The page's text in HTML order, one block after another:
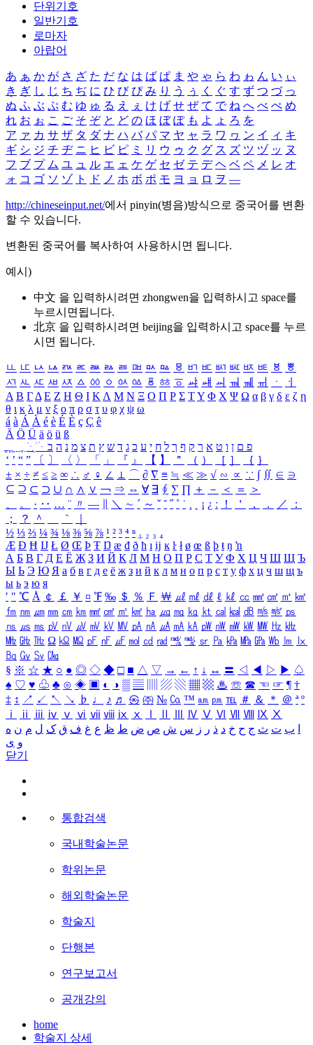
단위기호
일반기호
로마자
아랍어
あ ぁ か が さ ざ た だ な は ば ぱ ま や ゃ ら わ ゎ ん い ぃ
き ぎ し じ ち ぢ に ひ び ぴ み り う ぅ く ぐ す ず つ づ っ
ぬ ふ ぶ ぷ む ゆ ゅ る え ぇ け げ せ ぜ て で ね へ べ ぺ め
れ お ぉ こ ご そ ぞ と ど の ほ ぼ ぽ も よ ょ ろ を
ア ァ カ サ ザ タ ダ ナ ハ バ パ マ ヤ ャ ラ ワ ヮ ン イ ィ キ
ギ シ ジ チ ヂ ニ ヒ ビ ピ ミ リ ウ ゥ ク グ ス ズ ツ ヅ ッ ヌ
フ ブ プ ム ユ ュ ル エ ェ ケ ゲ セ ゼ テ デ ヘ ベ ペ メ レ オ
ォ コ ゴ ソ ゾ ト ド ノ ホ ボ ポ モ ヨ ョ ロ ヲ ―
http://chineseinput.net/에서 pinyin(병음)방식으로 중국어를 변환
할 수 있습니다.
변환된 중국어를 복사하여 사용하시면 됩니다.
예시)
中文 을 입력하시려면 zhongwen을 입력하시고 space를
누르시면됩니다.
北京 을 입력하시려면 beijing을 입력하시고 space를 누르
시면 됩니다.
ㅥ ㅦ ㅧ ㅨ ㅩ ㅪ ㅫ ㅬ ㅭ ㅮ ㅯ ㅰ ㅱ ㅲ ㅳ ㅴ ㅵ ㅶ ㅷ ㅸ
ㅹ
ㅺ ㅻ ㅼ ㅽ ㅾ ㅿ ㆀ ㆁ ㆂ ㆃ ㆄ ㆅ ㆆ ㆇ ㆈ ㆉ ㆊ ㆋ ㆌ ㆍ
ㆎ
Α Β ΓΔ Ε Ζ Η Θ Ι ΚΛ Μ Ν Ξ Ο Π Ρ Σ ΤΥ Φ Χ Ψ Ω α β γ δ ε ζ η
θ ι κ λ μ ν ξ ο π ρ σ τ υ φ χ ψ ω
á à Á À é è É È ç Ç ê
Ä Ö Ü ä ö ü ß
ִֶֹ ֻּ ׁׂ פ ם ן ו ט א ר ק ף ך ל ח י ע כ ג ד ש ץ ת צ מ נ ה ב
‘ ’ “ ” 〔 〕 〈 〉 「 」 『 』 【 】 ＂ （ ） ［ ］ ｛ ｝
± × ÷ ≠ ≤ ≥ ∞ ∴ ♂ ♀ ∠ ⊥ ⌒ ∂ ∇ ≡ ≒ ≪ ≫ √ ∽ ∝ ∵ ∫ ∬ ∈ ∋
⊆ ⊇ ⊂ ⊃ ∪ ∩ ∧ ∨ ￢ ⇒ ⇔ ∀ ∃ ∮ ∑ ∏ ＋ － ＜ ＝
＞
、
。 · ‥ … ¨ 〃 ― ＼ ∼ ´ ～ ˇ ˘ ˝ ˚ ˙ ¸ ¡ ¿ ː ！ ＇ ， ． ／
：
；
？ ＾ ｀
½ ⅓ ⅔ ¼ ¾ ⅛ ⅜ ⅝ ⅞ ¹ ² ³ ⁴ ⁿ ₁ ₂ ₃ ₄
Æ Ð Ħ Ĳ Ł Ø Œ Þ Ŧ Ŋ æ đ ð ħ ı ĳ ĸ ŀ ł ø œ ß þ ŧ ŋ ŉ
А Б В Г Д Е Ё Ж З И Й К Л М Н О П Р С Т У Ф Х Ц Ч Ш Щ Ъ
Ы Ь Э Ю Я а б в г д е ё ж з и й к л м н о п р с т у ф х ц ч ш щ ъ
ы ь э ю я
′ ″ ℃ Å ￠ ￡ ￥ ¤ ℉ ‰ ＄ ％ Ｆ ￦ ㎕ ㎖ ㎗ ℓ ㎘ ㏄ ㎣ ㎤ ㎥ ㎦
㎙ ㎚ ㎛ ㎜ ㎝ ㎞ ㎟ ㎠ ㎡ ㎢ ㏊ ㎍ ㎎ ㎏ ㏏ ㎈ ㎉ ㏈ ㎧ ㎨ ㎰
㎱ ㎲ ㎳ ㎴ ㎵ ㎶ ㎷ ㎸ ㎹ ㎀ ㎁ ㎂ ㎃ ㎄ ㎺ ㎻ ㎽ ㎾ ㎿ ㎐ ㎑
㎒ ㎓ ㎔ Ω ㏀ ㏁ ㎊ ㎋ ㎌ ㏖ ㏅ ㎭ ㎮ ㎯ ㏛ ㎩ ㎪ ㎫ ㎬ ㏝ ㏐
㏓
㏃ ㏉ ㏜ ㏆
§ ※ ☆ ★ ○ ● ◎ ◇ ◆ □ ■ △ ▽ → ← ↑ ↓ ↔ 〓 ◁ ◀ ▷ ▶ ♤
♠ ♡ ♥ ♧ ♣ ⊙ ◈ ▣ ◐ ◑ ▒ ▤ ▨ ▧ ▦ ▩ ♨ ☏ ☎ ☜ ☞ ¶ †
‡ ↕ ↗ ↙ ↖ ↘ ♭ ♩ ♪ ♬ ㉿ ㈜ № ㏇ ™ ㏂ ㏘ ℡ ＃ ＆ ＊ ＠ ª º
ⅰ
ⅱ ⅲ ⅳ ⅴ ⅵ ⅶ ⅷ ⅸ ⅹ Ⅳ Ⅴ Ⅵ Ⅶ Ⅷ Ⅸ Ⅹ
ب ت ث ج ح خ د ذ ر ز س ش ص ض ط ظ ع غ ف ق ک ل م ن ه
و ی
닫기
통합검색
국내학술논문
학위논문
해외학술논문
학술지
단행본
연구보고서
공개강의
home
학술지 상세